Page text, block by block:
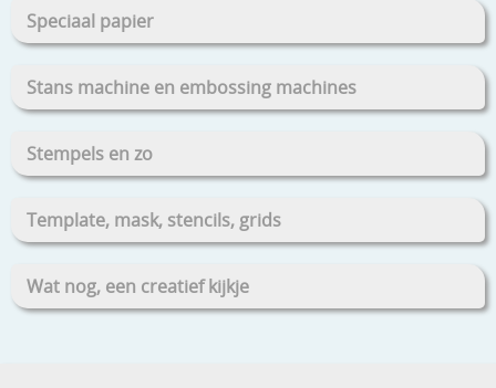
Speciaal papier
Stans machine en embossing machines
Stempels en zo
Template, mask, stencils, grids
Wat nog, een creatief kijkje